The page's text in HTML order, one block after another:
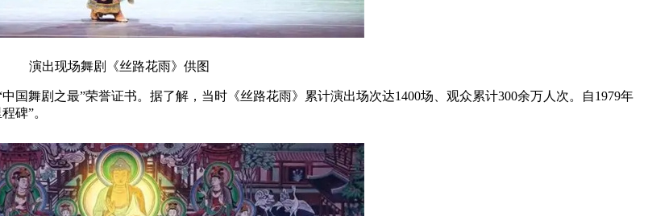
演出现场舞剧《丝路花雨》供图
国舞剧之最”荣誉证书。据了解，当时《丝路花雨》累计演出场次达1400场、观众累计300余万人次。自1979年
碑”。